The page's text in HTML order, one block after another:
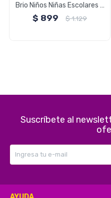
Brio Niños Niñas Escolares -
Gatos
$ 899 $1.129
Suscríbete al
Deportes y